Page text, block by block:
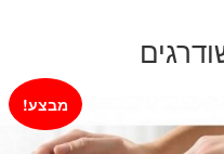
מבצע!